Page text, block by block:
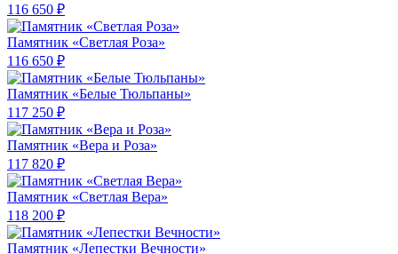
116 650 ₽
Памятник «Светлая Роза»
116 650 ₽
Памятник «Белые Тюльпаны»
117 250 ₽
Памятник «Вера и Роза»
117 820 ₽
Памятник «Светлая Вера»
118 200 ₽
Памятник «Лепестки Вечности»